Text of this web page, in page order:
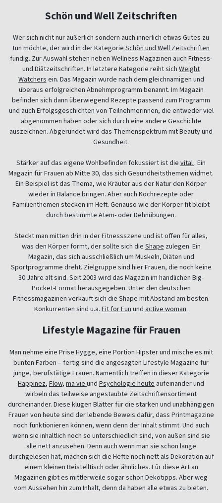
Schön und Well Zeitschriften
Wer sich nicht nur äußerlich sondern auch innerlich etwas Gutes zu
tun möchte, der wird in der Kategorie Schön und Well Zeitschriften
fündig. Zur Auswahl stehen neben Wellness Magazinen auch Fitness-
und Diätzeitschriften. In letztere Kategorie reiht sich Weight
Watchers ein. Das Magazin wurde nach dem gleichnamigen und
überaus erfolgreichen Abnehmprogramm benannt. Im Magazin
befinden sich dann überwiegend Rezepte passend zum Programm
und auch Erfolgsgeschichten von Teilnehmerinnen, die entweder viel
abgenommen haben oder sich durch eine andere Geschichte
auszeichnen. Abgerundet wird das Themenspektrum mit Beauty und
Gesundheit.
Stärker auf das eigene Wohlbefinden fokussiert ist die vital . Ein
Magazin für Frauen ab Mitte 30, das sich Gesundheitsthemen widmet.
Ein Beispiel ist das Thema, wie Kräuter aus der Natur den Körper
wieder in Balance bringen. Aber auch Kochrezepte oder
Familienthemen stecken im Heft. Genauso wie der Körper fit bleibt
durch bestimmte Atem- oder Dehnübungen.
Steckt man mitten drin in der Fitnessszene und ist offen für alles,
was den Körper formt, der sollte sich die Shape zulegen. Ein
Magazin, das sich ausschließlich um Muskeln, Diäten und
Sportprogramme dreht. Zielgruppe sind hier Frauen, die noch keine
30 Jahre alt sind. Seit 2003 wird das Magazin im handlichen Big-
Pocket-Format herausgegeben. Unter den deutschen
Fitnessmagazinen verkauft sich die Shape mit Abstand am besten.
Konkurrenten sind u.a. Fit for Fun und active woman.
Lifestyle Magazine für Frauen
Man nehme eine Prise Hygge, eine Portion Hipster und mische es mit
bunten Farben – fertig sind die angesagten Lifestyle Magazine für
junge, berufstätige Frauen. Namentlich treffen in dieser Kategorie
Happinez, Flow, ma vie und Psychologie heute aufeinander und
wirbeln das teilweise angestaubte Zeitschriftensortiment
durcheinander. Diese klugen Blätter für die starken und unabhängigen
Frauen von heute sind der lebende Beweis dafür, dass Printmagazine
noch funktionieren können, wenn denn der Inhalt stimmt. Und auch
wenn sie inhaltlich noch so unterschiedlich sind, von außen sind sie
alle nett anzusehen. Denn auch wenn man sie schon lange
durchgelesen hat, machen sich die Hefte noch nett als Dekoration auf
einem kleinen Beistelltisch oder ähnliches. Für diese Art an
Magazinen gibt es mittlerweile sogar schon Dekotipps. Aber weg
vom Aussehen hin zum Inhalt, denn da haben alle etwas zu bieten.